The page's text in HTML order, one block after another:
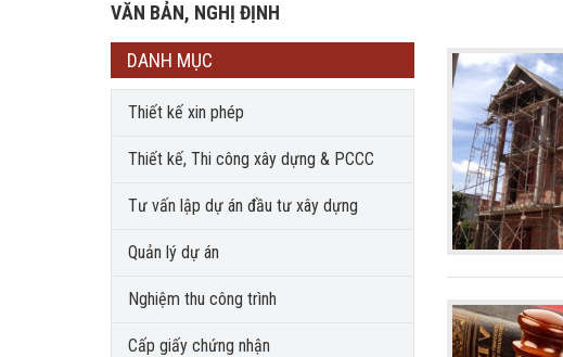
VĂN BẢN, NGHỊ ĐỊNH
DANH MỤC
Thiết kế xin phép
Thiết kế, Thi công xây dựng & PCCC
Tư vấn lập dự án đầu tư xây dựng
Quản lý dự án
Nghiệm thu công trình
Cấp giấy chứng nhận